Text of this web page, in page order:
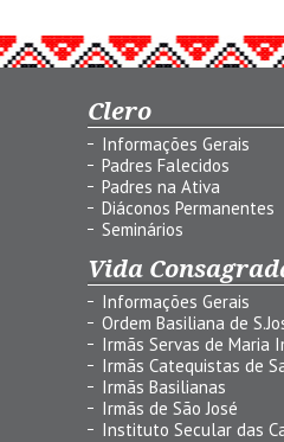
Clero
Informações Gerais
Padres Falecidos
Padres na Ativa
Diáconos Permanentes
Seminários
Vida
Informações Gerais
Ordem Basiliana de
Irmãs Servas de Maria
Irmãs Catequistas de
Irmãs Basilianas
Irmãs de São José
Instituto Secular das